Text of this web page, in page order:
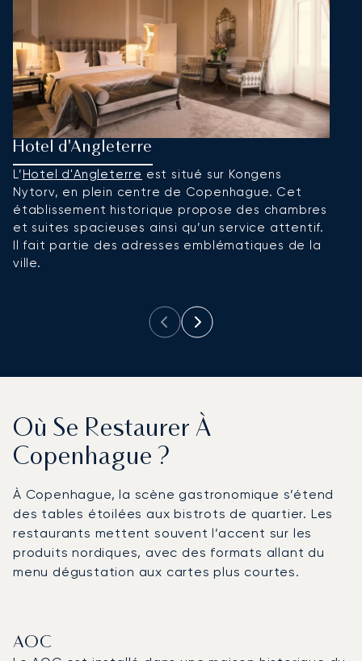
Hotel d'Angleterre
L’Hotel d'Angleterre est situé sur Kongens
Nytorv, en plein centre de Copenhague. Cet
établissement historique propose des chambres
et suites spacieuses ainsi qu’un service attentif.
Il fait partie des adresses emblématiques de la
ville.
Où Se Restaurer À
Copenhague ?
À Copenhague, la scène gastronomique s’étend
des tables étoilées aux bistrots de quartier. Les
restaurants mettent souvent l’accent sur les
produits nordiques, avec des formats allant du
menu dégustation aux cartes plus courtes.
AOC